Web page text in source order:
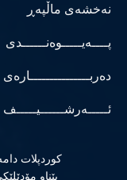
نەخشەی ماڵپەڕ
پــــەیـــــوەنــــــدی
دەربـــــــــــــــارەی
ئـــــەرشــــــیـــــف
كوردپلات
پێناو